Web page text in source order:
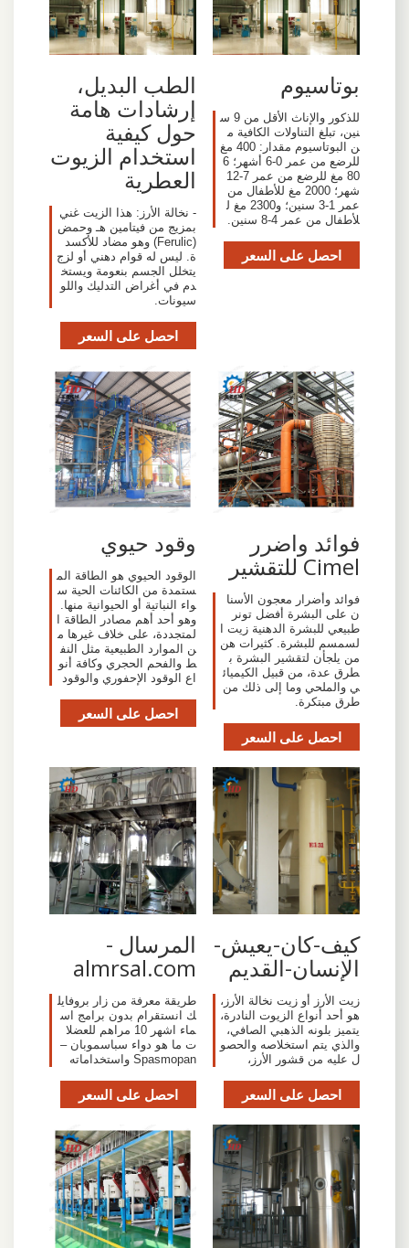
بوتاسيوم
للذكور والإناث الأقل من 9 س
نين، تبلغ التناولات الكافية م
ن البوتاسيوم مقدار: 400 مغ
للرضع من عمر 0-6 أشهر؛ 6
80 مغ للرضع من عمر 7-12
شهر؛ 2000 مغ للأطفال من
عمر 1-3 سنين؛ و2300 مغ ل
لأطفال من عمر 4-8 سنين.
احصل على السعر
الطب البديل،
إرشادات هامة
حول كيفية
استخدام الزيوت
العطرية
- نخالة الأرز: هذا الزيت غني
بمزيج من فيتامين هـ وحمض
(Ferulic) وهو مضاد للأكسد
ة. ليس له قوام دهني أو لزج
يتخلل الجسم بنعومة ويستخ
دم في أغراض التدليك واللو
سيونات.
احصل على السعر
فوائد واضرر
Cimel للتقشير
فوائد وأضرار معجون الأسنا
ن على البشرة أفضل تونر
طبيعي للبشرة الدهنية زيت ا
لسمسم للبشرة. كثيرات هن
من يلجأن لتقشير البشرة ب
طرق عدة، من قبيل الكيميائ
ي والملحي وما إلى ذلك من
طرق مبتكرة.
احصل على السعر
وقود حيوي
الوقود الحيوي هو الطاقة الم
ستمدة من الكائنات الحية س
واء النباتية أو الحيوانية منها.
وهو أحد أهم مصادر الطاقة ا
لمتجددة، على خلاف غيرها م
ن الموارد الطبيعية مثل النف
ط والفحم الحجري وكافة أنو
اع الوقود الإحفوري والوقود
احصل على السعر
كيف-كان-يعيش-
الإنسان-القديم
زيت الأرز أو زيت نخالة الأرز،
هو أحد أنواع الزيوت النادرة،
يتميز بلونه الذهبي الصافي،
والذي يتم استخلاصه والحصو
ل عليه من قشور الأرز،
احصل على السعر
المرسال -
almrsal.com
طريقة معرفة من زار بروفايل
ك انستقرام بدون برامج اس
ماء اشهر 10 مراهم للعضلا
ت ما هو دواء سباسموبان –
Spasmopan واستخداماته
احصل على السعر